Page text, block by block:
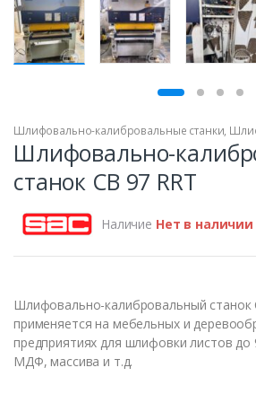
ПРОДАН
Шлифовально-калибровальные станки,
Шлифовально-
станок CB 97 RRT
Наличие Нет в наличии
Шлифовально-калибровальный станок
применяется на мебельных и
предприятиях для шлифовки листов
МДФ, массива и т.д.